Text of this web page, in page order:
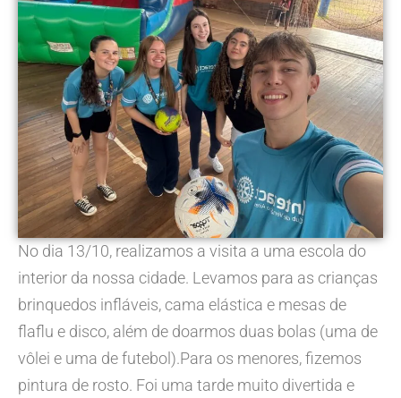
No dia 13/10, realizamos a visita a uma escola do
interior da nossa cidade. Levamos para as crianças
brinquedos infláveis, cama elástica e mesas de
flaflu e disco, além de doarmos duas bolas (uma de
vôlei e uma de futebol).Para os menores, fizemos
pintura de rosto. Foi uma tarde muito divertida e